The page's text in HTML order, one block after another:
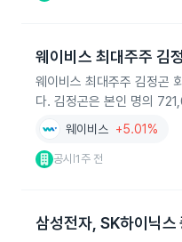
웨이비스 최대주주 김
웨이비스 최대주주 김정곤
다. 김정곤은 본인 명의
웨이비스 +5.01%
공시 |1주 전
삼성전자, SK하이닉스